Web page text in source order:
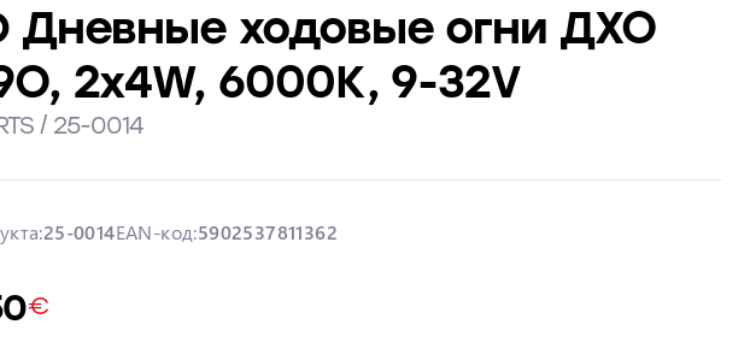
Дневные ходовые огни ДХО
2x4W, 6000K, 9-32V
/ 25-0014
25-0014EAN-код:5902537811362
€